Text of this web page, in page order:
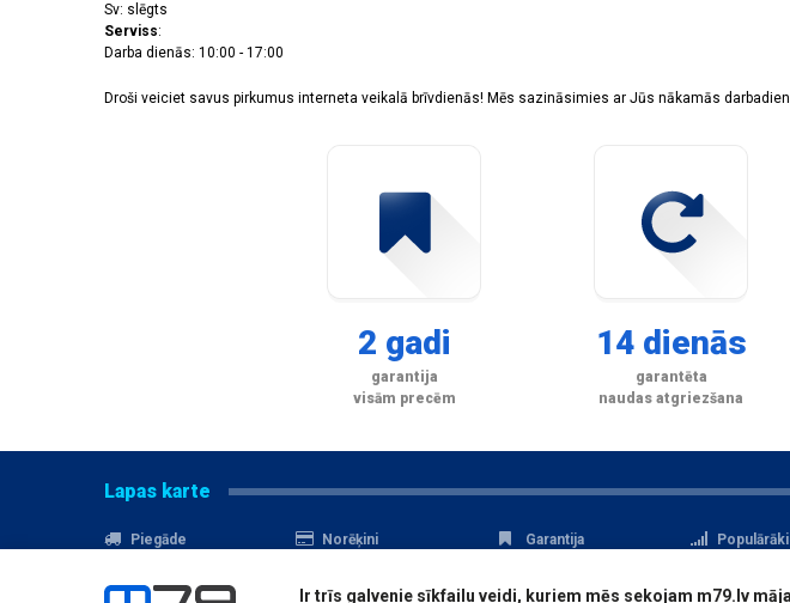
Sv: slēgts
Serviss:
Darba dienās: 10:00 - 17:00
Droši veiciet savus pirkumus interneta veikalā brīvdienās! Mēs sazināsimies ar Jūs nākamās
2 gadi
garantija
visām precēm
14 dienās
garantēta
naudas atgriezšana
Lapas karte
Piegāde
Norēķini
Akcijas
Serviss
Garantija
Datu aizsardzība
Ir trīs galvenie sīkfailu veidi, kuriem mēs sekojam m79.lv